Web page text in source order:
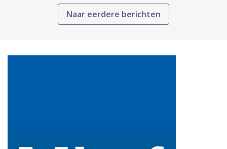
Naar eerdere berichten